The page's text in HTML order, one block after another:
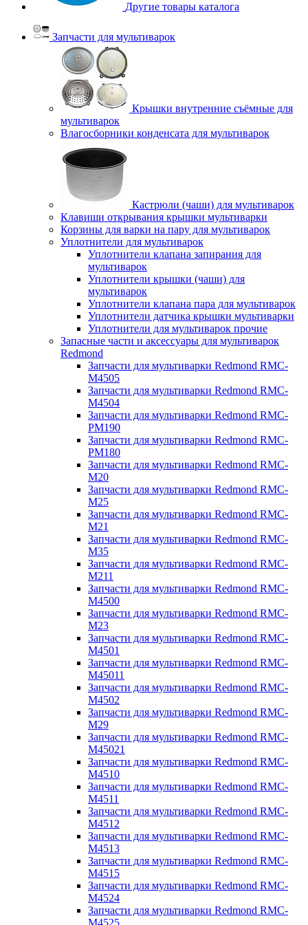
Другие товары каталога
Запчасти для мультиварок
Крышки внутренние съёмные для
мультиварок
Влагосборники конденсата для мультиварок
Кастрюли (чаши) для мультиварок
Клавиши открывания крышки мультиварки
Корзины для варки на пару для мультиварок
Уплотнители для мультиварок
Уплотнители клапана запирания для
мультиварок
Уплотнители крышки (чаши) для
мультиварок
Уплотнители клапана пара для мультиварок
Уплотнители датчика крышки мультиварки
Уплотнители для мультиварок прочие
Запасные части и аксессуары для мультиварок
Redmond
Запчасти для мультиварки Redmond RMC-
M4505
Запчасти для мультиварки Redmond RMC-
M4504
Запчасти для мультиварки Redmond RMC-
PM190
Запчасти для мультиварки Redmond RMC-
PM180
Запчасти для мультиварки Redmond RMC-
M20
Запчасти для мультиварки Redmond RMC-
M25
Запчасти для мультиварки Redmond RMC-
M21
Запчасти для мультиварки Redmond RMC-
M35
Запчасти для мультиварки Redmond RMC-
M211
Запчасти для мультиварки Redmond RMC-
M4500
Запчасти для мультиварки Redmond RMC-
M23
Запчасти для мультиварки Redmond RMC-
M4501
Запчасти для мультиварки Redmond RMC-
M45011
Запчасти для мультиварки Redmond RMC-
M4502
Запчасти для мультиварки Redmond RMC-
M29
Запчасти для мультиварки Redmond RMC-
M45021
Запчасти для мультиварки Redmond RMC-
M4510
Запчасти для мультиварки Redmond RMC-
M4511
Запчасти для мультиварки Redmond RMC-
M4512
Запчасти для мультиварки Redmond RMC-
M4513
Запчасти для мультиварки Redmond RMC-
M4515
Запчасти для мультиварки Redmond RMC-
M4524
Запчасти для мультиварки Redmond RMC-
M4525